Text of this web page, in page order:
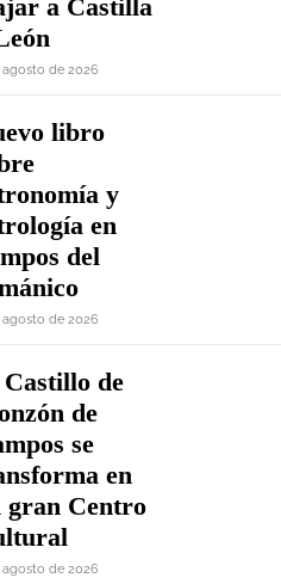
a Castilla
agosto de 2026
libro
y
en
del
agosto de 2026
de
de
se
en
gran Centro
agosto de 2026